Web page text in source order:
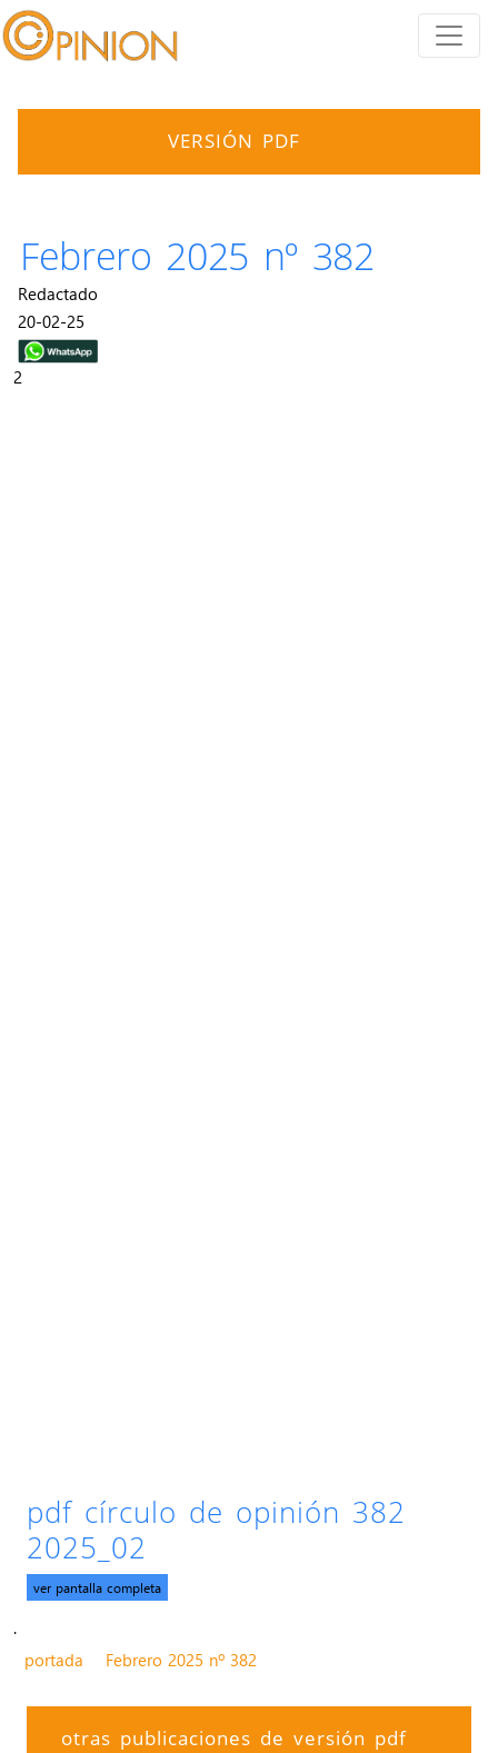
VERSIÓN PDF
Febrero 2025 nº 382
Redactado
20-02-25
2
pdf círculo de opinión 382
2025_02
ver pantalla completa
.
portada
Febrero 2025 nº 382
otras publicaciones de versión pdf